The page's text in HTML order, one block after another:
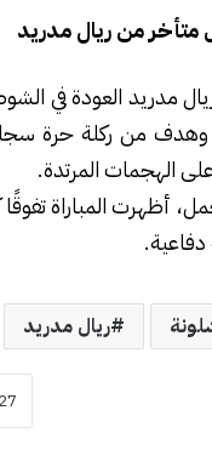
متأخر من ريال مدريد
مدريد العودة في
وهدف من ركلة حرة
الهجمات المرتدة.
أظهرت المباراة
ريال مدريد